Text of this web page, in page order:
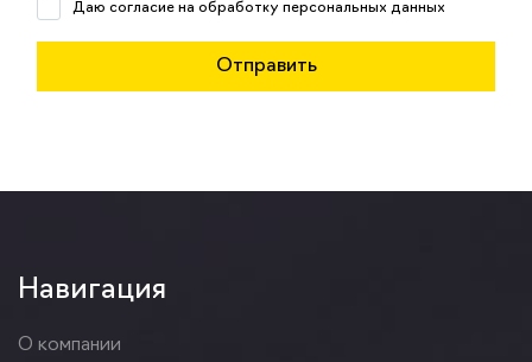
Даю согласие на обработку персональных данных
Навигация
О компании